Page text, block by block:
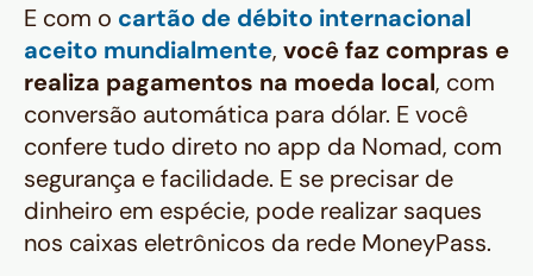
E com o cartão de débito internacional
aceito mundialmente, você faz compras e
realiza pagamentos na moeda local, com
conversão automática para dólar. E você
confere tudo direto no app da Nomad, com
segurança e facilidade. E se precisar de
dinheiro em espécie, pode realizar saques
nos caixas eletrônicos da rede MoneyPass.